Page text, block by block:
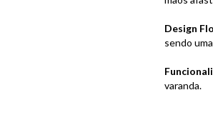
Design
sendo
varanda.